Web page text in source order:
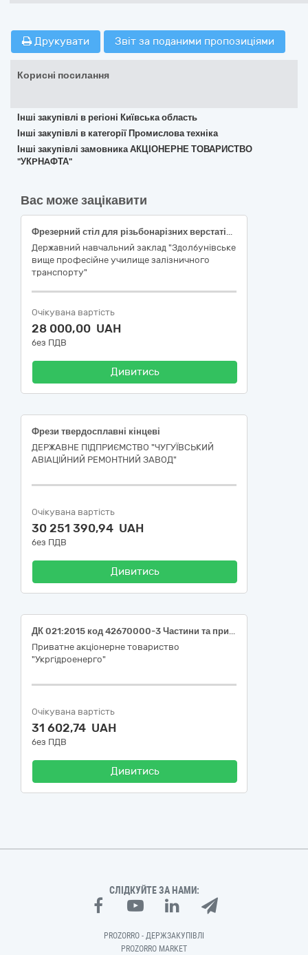
Друкувати Звіт за поданими пропозиціями
Корисні посилання
Інші закупівлі в регіоні Київська область
Інші закупівлі в категорії Промислова техніка
Інші закупівлі замовника АКЦІОНЕРНЕ ТОВАРИСТВО
"УКPНAФТА"
Вас може зацікавити
Фрезерний стіл для різьбонарізних верстатів з шухлядами
Державний навчальний заклад "Здолбунівське
вище професійне училище залізничного
транспорту"
Очікувана вартість
28 000,00 UAH
без ПДВ
Дивитись
Фрези твердосплавні кінцеві
ДЕРЖАВНЕ ПІДПРИЄМСТВО "ЧУГУЇВСЬКИЙ
АВІАЦІЙНИЙ РЕМОНТНИЙ ЗАВОД"
Очікувана вартість
30 251 390,94 UAH
без ПДВ
Дивитись
ДК 021:2015 код 42670000-3 Частини та приладдя до верстатів (Косильні головки для філії "Дніпровська ГЕС" ПрАТ "Укргідроенерго")
Приватне акціонерне товариство
"Укргідроенерго"
Очікувана вартість
31 602,74 UAH
без ПДВ
Дивитись
СЛІДКУЙТЕ ЗА НАМИ:
PROZORRO - ДЕРЖЗАКУПІВЛІ
PROZORRO MARKET